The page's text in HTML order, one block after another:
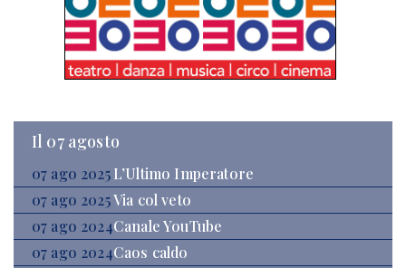
Il 07 agosto
07 ago 2025 L’Ultimo Imperatore
07 ago 2025Via col veto
07 ago 2024Canale YouTube
07 ago 2024Caos caldo